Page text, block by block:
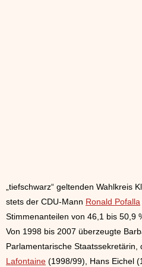
„tiefschwarz“ geltenden Wahlkreis
stets der CDU-Mann Ronald Pofalla
Stimmenanteilen von 46,1 bis 50,9
Von 1998 bis 2007 überzeugte
Parlamentarische Staatssekretärin,
Lafontaine (1998/99), Hans Eichel